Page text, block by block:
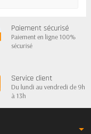
Paiement sécurisé
Paiement en ligne 100%
sécurisé
Service client
Du lundi au vendredi de 9h
à 13h